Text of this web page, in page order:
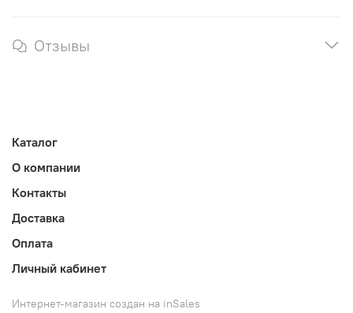
Отзывы
Каталог
О компании
Контакты
Доставка
Оплата
Личный кабинет
Интернет-магазин создан на inSales